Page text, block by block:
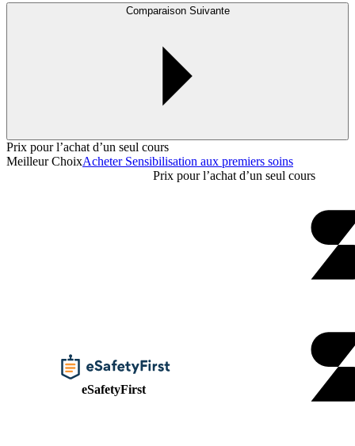
Comparaison Suivante
Prix pour l’achat d’un seul cours
Meilleur ChoixAcheter Sensibilisation aux premiers soins
Prix pour l’achat d’un seul cours
eSafetyFirst